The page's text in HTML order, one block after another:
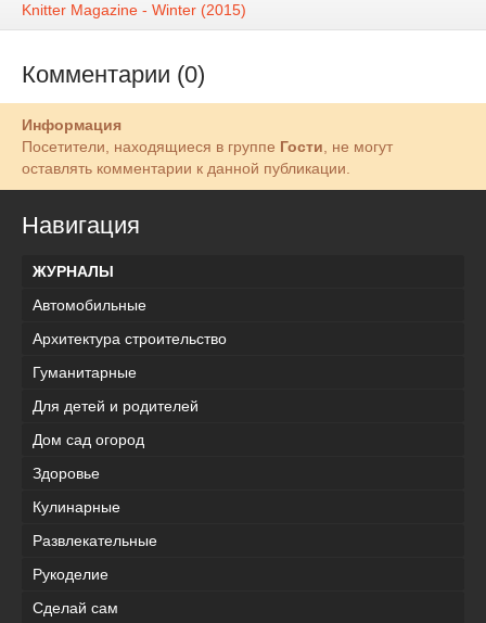
Knitter Magazine - Winter (2015)
Комментарии (0)
Информация
Посетители, находящиеся в группе Гости, не могут
оставлять комментарии к данной публикации.
Навигация
ЖУРНАЛЫ
Автомобильные
Архитектура строительство
Гуманитарные
Для детей и родителей
Дом сад огород
Здоровье
Кулинарные
Развлекательные
Рукоделие
Сделай сам